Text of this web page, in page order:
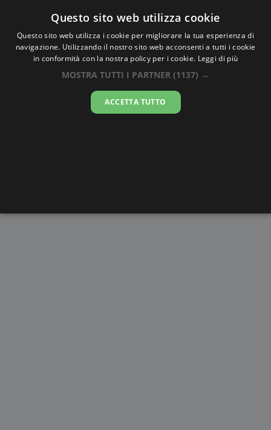
Oraesatta.co
Ora EsattaMostaganem
06:23:40
Questo sito web utilizza cookie
Questo sito web utilizza i cookie per migliorare la tua esperienza di
navigazione. Utilizzando il nostro sito web acconsenti a tutti i cookie
in conformità con la nostra policy per i cookie. Leggi di più
MOSTRA TUTTI I PARTNER (1137) →
ACCETTA TUTTO